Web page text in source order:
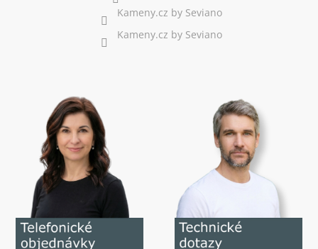
Kameny.cz by Seviano
Kameny.cz by Seviano